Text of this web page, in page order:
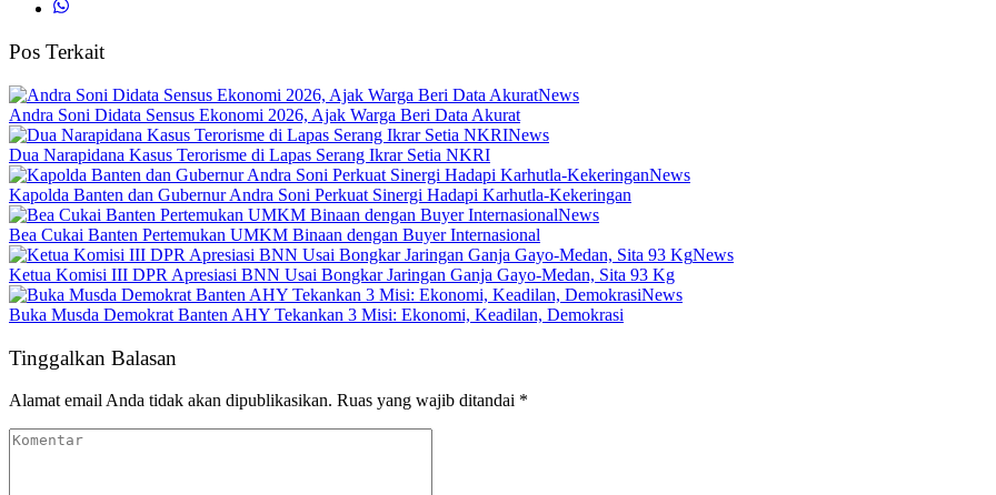
Pos Terkait
News
Andra Soni Didata Sensus Ekonomi 2026, Ajak Warga Beri Data Akurat
News
Dua Narapidana Kasus Terorisme di Lapas Serang Ikrar Setia NKRI
News
Kapolda Banten dan Gubernur Andra Soni Perkuat Sinergi Hadapi Karhutla-Kekeringan
News
Bea Cukai Banten Pertemukan UMKM Binaan dengan Buyer Internasional
News
Ketua Komisi III DPR Apresiasi BNN Usai Bongkar Jaringan Ganja Gayo-Medan, Sita 93 Kg
News
Buka Musda Demokrat Banten AHY Tekankan 3 Misi: Ekonomi, Keadilan, Demokrasi
Tinggalkan Balasan
Alamat email Anda tidak akan dipublikasikan. Ruas yang wajib ditandai *